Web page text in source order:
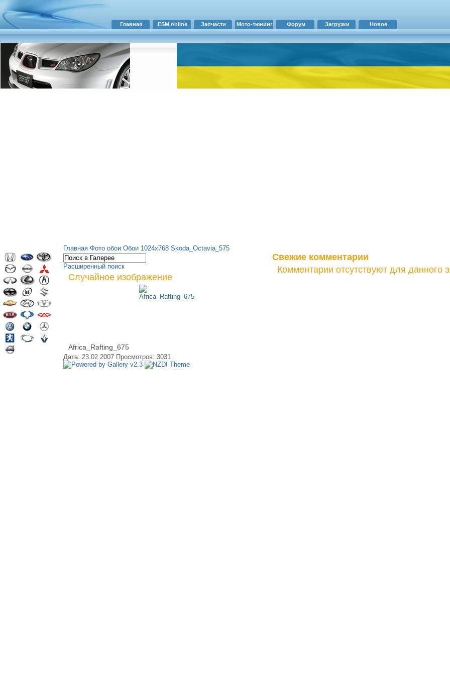
Главная ESM online Запчасти Мото-тюнинг Форум Загрузки Новое
Главная Фото обои Обои 1024х768 Skoda_Octavia_575
Расширенный поиск
Случайное изображение
Africa_Rafting_675
Дата: 23.02.2007 Просмотров: 3031
Свежие комментарии
Комментарии отсутствуют для данного